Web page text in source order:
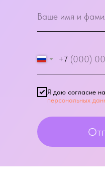
+7
Я даю согласие
персональных